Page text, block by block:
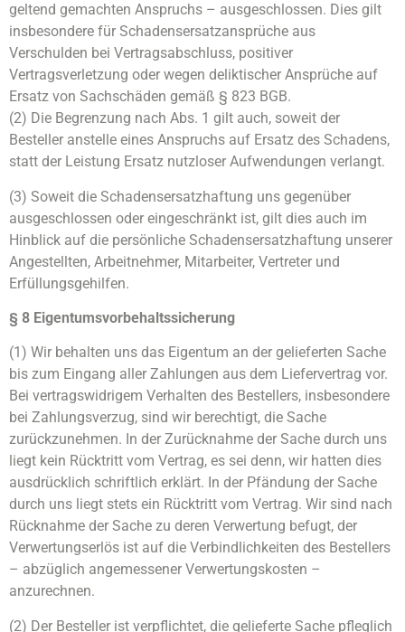
geltend gemachten Anspruchs – ausgeschlossen. Dies gilt
insbesondere für Schadensersatzansprüche aus
Verschulden bei Vertragsabschluss, positiver
Vertragsverletzung oder wegen deliktischer Ansprüche auf
Ersatz von Sachschäden gemäß § 823 BGB.
(2) Die Begrenzung nach Abs. 1 gilt auch, soweit der
Besteller anstelle eines Anspruchs auf Ersatz des Schadens,
statt der Leistung Ersatz nutzloser Aufwendungen verlangt.
(3) Soweit die Schadensersatzhaftung uns gegenüber
ausgeschlossen oder eingeschränkt ist, gilt dies auch im
Hinblick auf die persönliche Schadensersatzhaftung unserer
Angestellten, Arbeitnehmer, Mitarbeiter, Vertreter und
Erfüllungsgehilfen.
§ 8 Eigentumsvorbehaltssicherung
(1) Wir behalten uns das Eigentum an der gelieferten Sache
bis zum Eingang aller Zahlungen aus dem Liefervertrag vor.
Bei vertragswidrigem Verhalten des Bestellers, insbesondere
bei Zahlungsverzug, sind wir berechtigt, die Sache
zurückzunehmen. In der Zurücknahme der Sache durch uns
liegt kein Rücktritt vom Vertrag, es sei denn, wir hatten dies
ausdrücklich schriftlich erklärt. In der Pfändung der Sache
durch uns liegt stets ein Rücktritt vom Vertrag. Wir sind nach
Rücknahme der Sache zu deren Verwertung befugt, der
Verwertungserlös ist auf die Verbindlichkeiten des Bestellers
– abzüglich angemessener Verwertungskosten –
anzurechnen.
(2) Der Besteller ist verpflichtet, die gelieferte Sache pfleglich